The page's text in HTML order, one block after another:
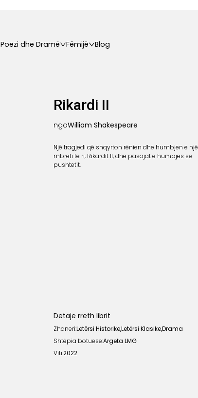
Poezi dhe Dramë Fëmijë Blog
Rikardi II
ngaWilliam Shakespeare
Një tragjedi që shqyrton rënien dhe humbjen e një
mbreti të ri, Rikardit II, dhe pasojat e humbjes së
pushtetit.
Detaje rreth librit
Zhaneri:Letërsi Historike,Letërsi Klasike,Drama
Shtëpia botuese:Argeta LMG
Viti:2022